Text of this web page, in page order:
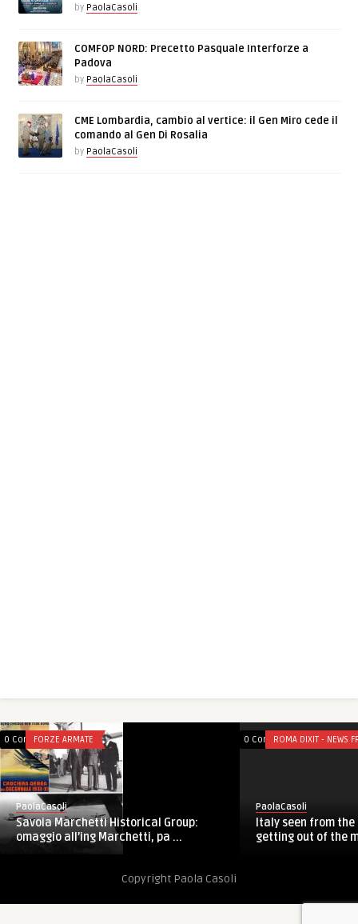
by PaolaCasoli
COMFOP NORD: Precetto Pasquale Interforze a
Padova
by PaolaCasoli
CME Lombardia, cambio al vertice: il Gen Miro cede il
comando al Gen Di Rosalia
by PaolaCasoli
0 CommentsFORZE ARMATE
PaolaCasoli
Savoia Marchetti Historical Group:
omaggio all’ing Marchetti, pa ...
0 CommentsROMA DIXIT - NEWS
PaolaCasoli
Italy seen from
getting out of the
Copyright Paola Casoli